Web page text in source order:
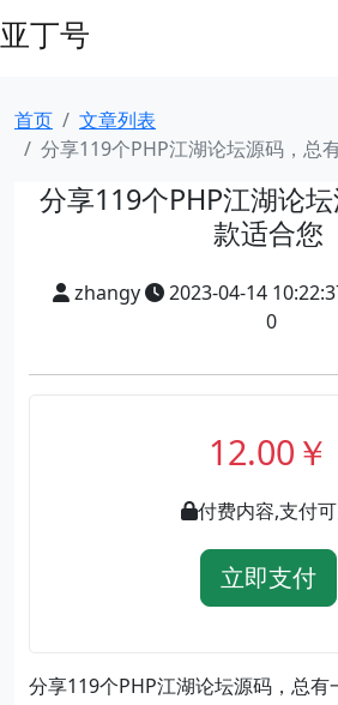
亚丁号
首页
文章列表
分享119个PHP江湖论坛源码，总
分享119个PHP江湖论
款适合您
zhangy 2023-04-14
0
12.00￥
付费内容,支付
立即支付
分享119个PHP江湖论坛源码，总有